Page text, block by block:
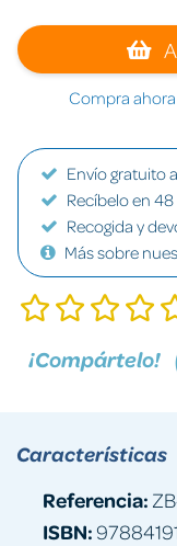
Compra
Envío gratuito
Recíbelo en
Recogida y
Más sobre
¡Compártelo!
Características
Referencia:
ISBN: